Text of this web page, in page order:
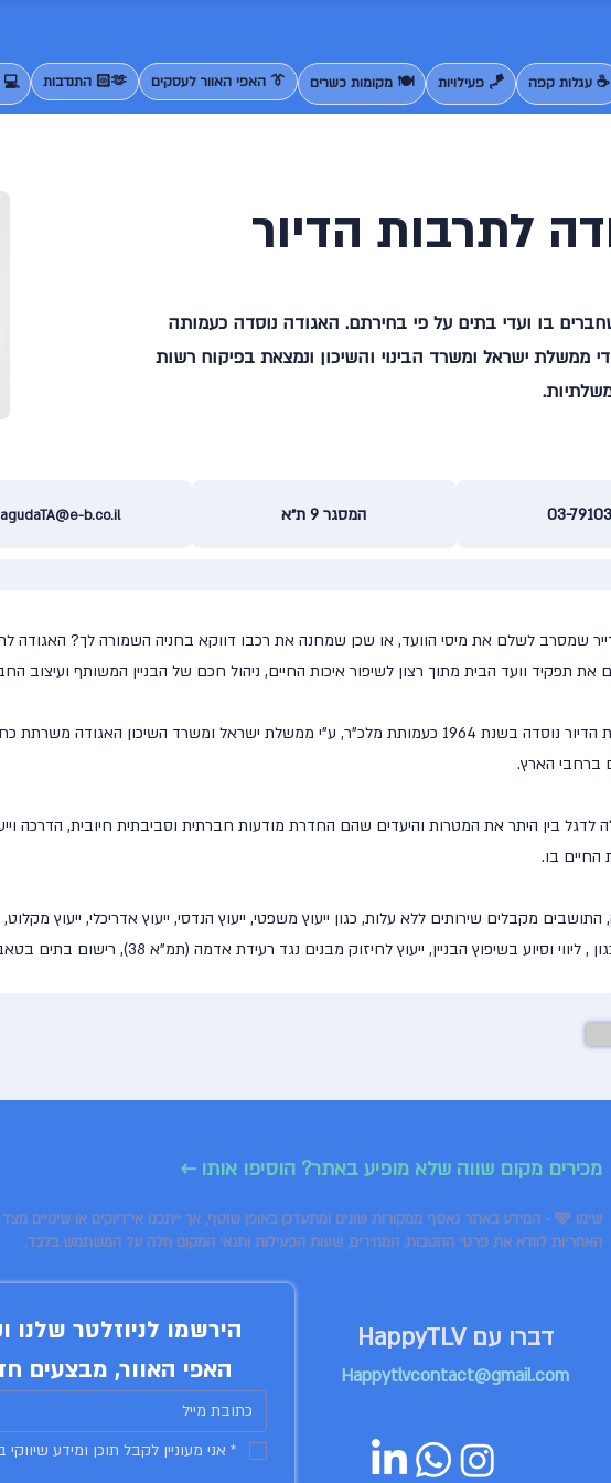
☕ עגלות קפה 🪁 פעילויות 🍽️ מקומות כשרים 👔 האפי האוור לעסקים 🫶🏻 התנדבות 💻
לתרבות הדיור
שחברים בו ועדי בתים על פי בחירתם. האגודה נוסדה כעמותה
ממשלת ישראל ומשרד הבינוי והשיכון ונמצאת בפיקוח רשות
agudaTA@e-b.co.il המסגר 9 ת״א 03-
שמסרב לשלם את מיסי הוועד, או שכן שמחנה את רכבו דווקא בחניה השמורה לך? האגודה
תפקיד וועד הבית מתוך רצון לשיפור איכות החיים, ניהול חכם של הבניין המשותף ועיצוב
ברחבי הארץ.
לדגל בין היתר את המטרות והיעדים שהם החדרת מודעות חברתית וסביבתית חיובית, הדרכה
החיים בו.
מקבלים שירותים ללא עלות, כגון ייעוץ משפטי, ייעוץ הנדסי, ייעוץ אדריכלי, ייעוץ
בשיפוץ הבניין, ייעוץ לחיזוק מבנים נגד רעידת אדמה (תמ"א 38), רישום בתים בטאבו, ייעוץ חשבונאי, ייצוג משפטי וקורסי העשרה.
מכירים מקום שווה שלא מופיע באתר? הוסיפו אותו ←
שימו 🩵 - המידע באתר נאסף ממקורות שונים ומתעדכן באופן שוטף, אך ייתכנו אי־דיוקים או שינויים מצד בתי העסק.
האחריות לוודא את פרטי ההטבות, המחירים, שעות הפעילות ותנאי המקום חלה על המשתמש בלבד.
האפי האוור, מבצעים
* אני מעוניין לקבל תוכן ומידע
דברו עם HappyTLV
Happytlvcontact@gmail.com